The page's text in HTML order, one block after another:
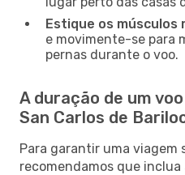
Estique os músculos
e movimente-se para
pernas durante o voo.
A duração de um
San Carlos de
Para garantir uma viagem
recomendamos que